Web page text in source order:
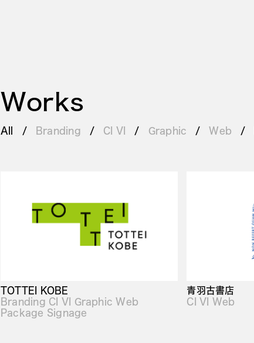
Works
All Branding CI VI Graphic Web
TOTTEI KOBE
Branding CI VI Graphic Web
Package Signage
青羽古書店
CI VI Web